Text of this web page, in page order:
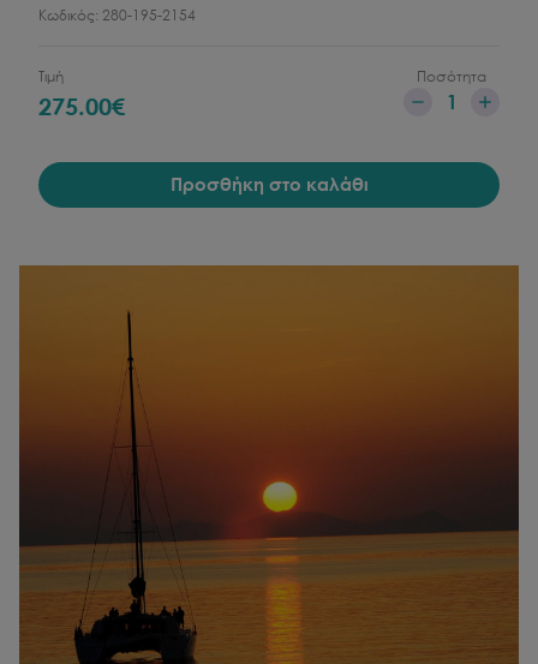
Κωδικός: 280-195-2154
Τιμή
275.00€
Ποσότητα
1
Προσθήκη στο καλάθι